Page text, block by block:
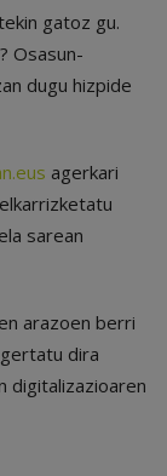
gatoz gu.
Osasun-
dugu hizpide
agerkari
sarean
arazoen berri
dira
digitalizazioaren